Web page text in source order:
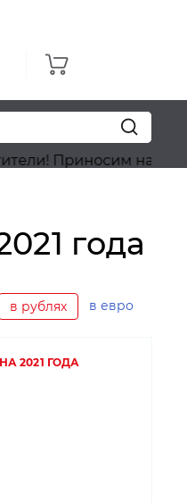
наши
года
в рублях в евро
2021 ГОДА